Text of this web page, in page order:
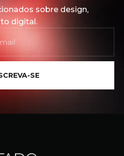
sobre design,
digital.
SE